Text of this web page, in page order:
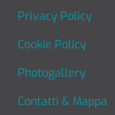
FOOTER MENU
Privacy Policy
Cookie Policy
Photogallery
Contatti & Mappa